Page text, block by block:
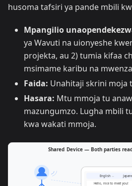
husoma tafsiri ya pande mbili
Mpangilio
ya Wavuti na uionyeshe
projekta, au 2) tumia kifaa
msimame karibu na
Faida: Unahitaji skrini moja
Hasara: Mtu mmoja tu
mazungumzo. Lugha mbili
kwa wakati mmoja.